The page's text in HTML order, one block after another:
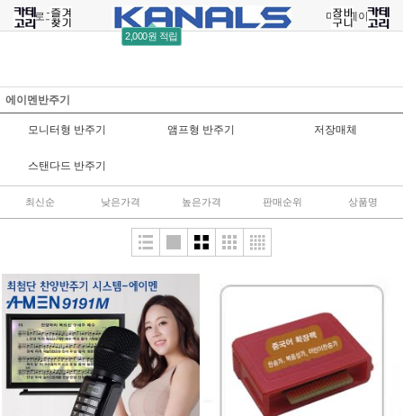
로그인 회원가입
2,000원 적립
주문조회 마이페이지
에이멘반주기
모니터형 반주기 앰프형 반주기 저장매체
스탠다드 반주기
최신순 낮은가격 높은가격 판매순위 상품명